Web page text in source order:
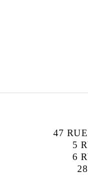
47
5
6